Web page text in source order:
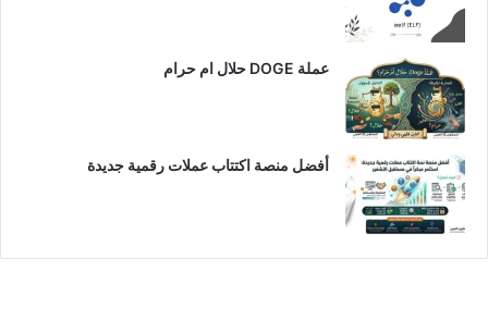
عملة DOGE حلال ام حرام
أفضل منصة اكتتاب عملات رقمية جديدة